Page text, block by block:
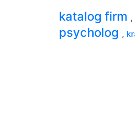
katalog firm ,
psycholog ,